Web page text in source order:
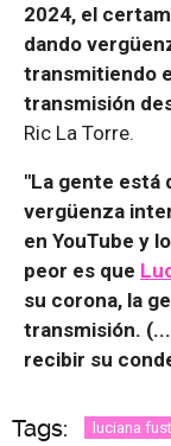
2024, el
dando
transmitiendo
transmisión
Ric La Torre.
"La gente está
vergüenza
en YouTube y
peor es que
su corona, la
transmisión.
recibir su
Tags: luciana